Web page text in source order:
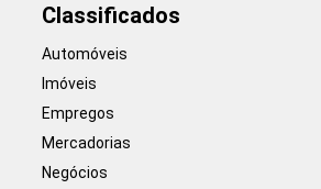
Classificados
Automóveis
Imóveis
Empregos
Mercadorias
Negócios